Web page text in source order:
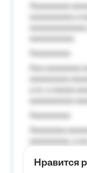
Aaaaaaaaa
Нравится